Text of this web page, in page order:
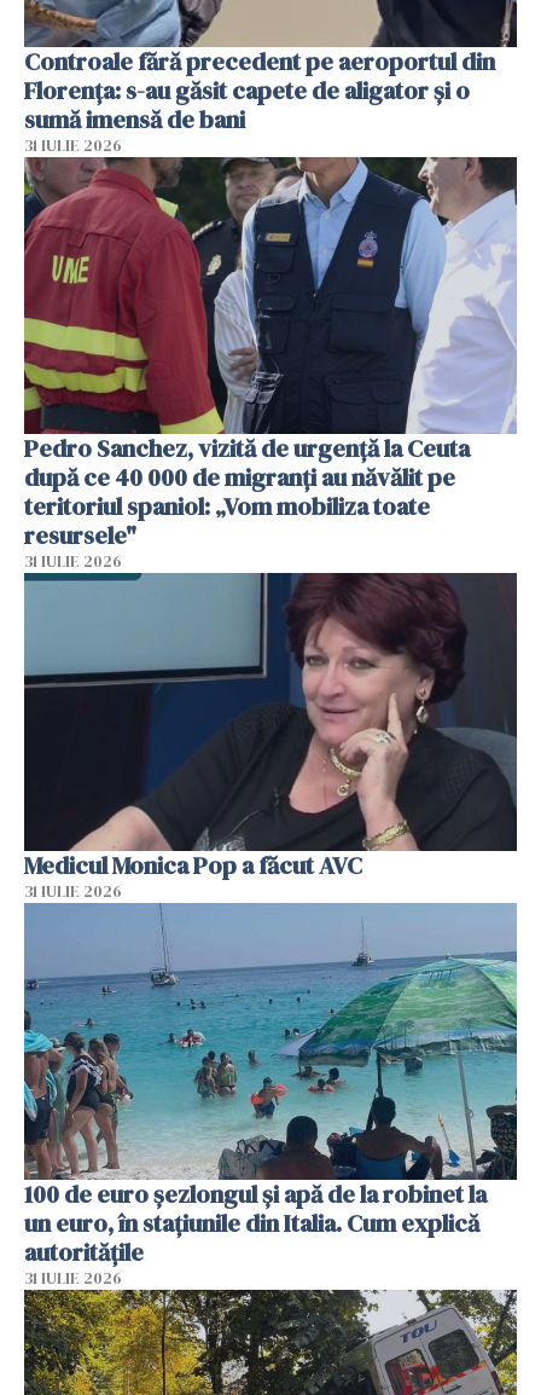
Controale fără precedent pe aeroportul din
Florența: s-au găsit capete de aligator și o
sumă imensă de bani
31 IULIE 2026
Pedro Sanchez, vizită de urgență la Ceuta
după ce 40 000 de migranți au năvălit pe
teritoriul spaniol: „Vom mobiliza toate
resursele"
31 IULIE 2026
Medicul Monica Pop a făcut AVC
31 IULIE 2026
100 de euro șezlongul și apă de la robinet la
un euro, în stațiunile din Italia. Cum explică
autoritățile
31 IULIE 2026